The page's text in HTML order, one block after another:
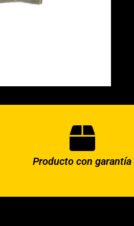
Producto con garantía